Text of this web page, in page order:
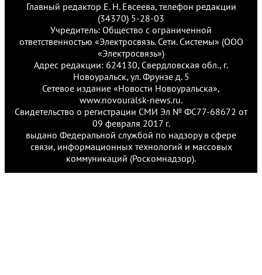
Главный редактор Е. Н. Евсеева, телефон редакции
(34370) 5-28-03
Учредитель: Общество с ограниченной
ответственностью «Электросвязь. Сети. Системы» (ООО
«Электросвязь»)
Адрес редакции: 624130, Свердловская обл., г.
Новоуральск, ул. Фрунзе д. 5
Сетевое издание «Новости Новоуральска»,
www.novouralsk-news.ru.
Свидетельство о регистрации СМИ Эл № ФС77-68672 от
09 февраля 2017 г.
выдано Федеральной службой по надзору в сфере
связи, информационных технологий и массовых
коммуникаций (Роскомнадзор).